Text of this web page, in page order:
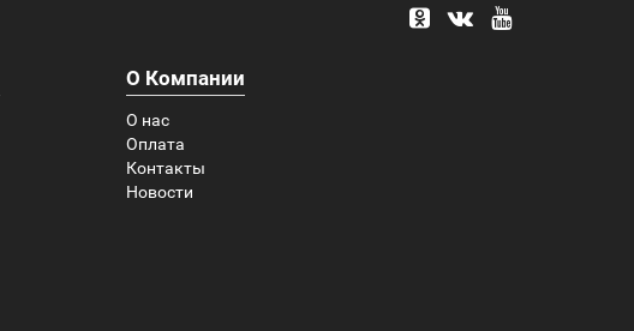
О Компании
О нас
Оплата
Контакты
Новости